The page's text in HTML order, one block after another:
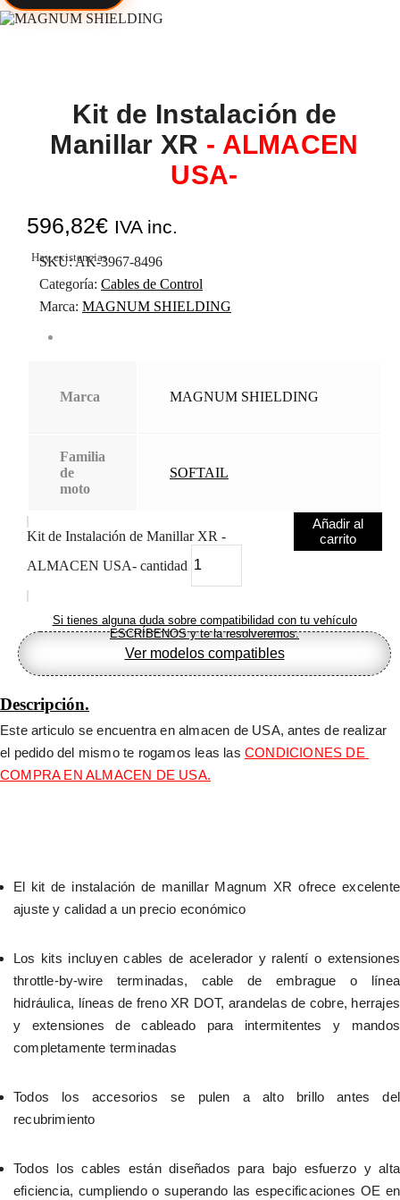
Kit de Instalación de
Manillar XR - ALMACEN
USA-
596,82€ IVA inc.
Hay existencias
SKU:AK-3967-8496
Categoría: Cables de Control
Marca: MAGNUM SHIELDING
Marca MAGNUM SHIELDING
Familia
de
moto
SOFTAIL
Kit de Instalación de Manillar XR -
ALMACEN USA- cantidad
Añadir al
carrito
Si tienes alguna duda sobre compatibilidad con tu vehículo
ESCRÍBENOS y te la resolveremos.
Ver modelos compatibles
Descripción.
Este articulo se encuentra en almacen de USA, antes de realizar
el pedido del mismo te rogamos leas las CONDICIONES DE
COMPRA EN ALMACEN DE USA.
El kit de instalación de manillar Magnum XR ofrece excelente
ajuste y calidad a un precio económico
Los kits incluyen cables de acelerador y ralentí o extensiones
throttle-by-wire terminadas, cable de embrague o línea
hidráulica, líneas de freno XR DOT, arandelas de cobre, herrajes
y extensiones de cableado para intermitentes y mandos
completamente terminadas
Todos los accesorios se pulen a alto brillo antes del
recubrimiento
Todos los cables están diseñados para bajo esfuerzo y alta
eficiencia, cumpliendo o superando las especificaciones OE en